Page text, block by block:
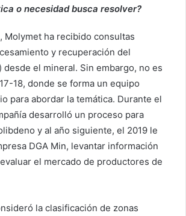
o necesidad busca resolver?
Molymet ha recibido consultas
y recuperación del
desde el mineral. Sin embargo, no es
18, donde se forma un equipo
para abordar la temática. Durante el
desarrolló un proceso para
y al año siguiente, el 2019 le
DGA Min, levantar información
el mercado de productores de
la clasificación de zonas